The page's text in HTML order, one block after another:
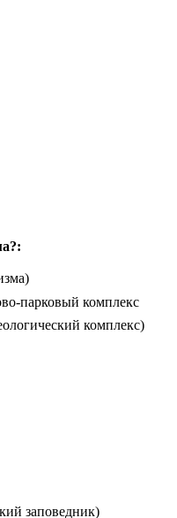
парковый комплекс
комплекс)
заповедник)